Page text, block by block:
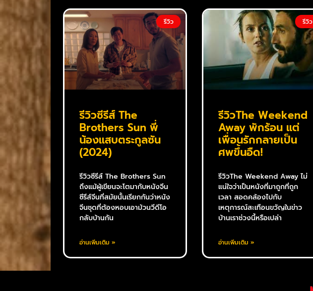
รีวิว
รีวิวซีรีส์ The
Brothers Sun พี่
น้องแสบตระกูลซัน
(2024)
รีวิวซีรีส์ The Brothers Sun
ถึงแม้ผู้เขียนจะโตมากับหนังจีน
ซีรีส์จีนที่สมัยนั้นเรียกกันว่าหนัง
จีนชุดที่ต้องหอบเอาม้วนวีดีโอ
กลับบ้านกัน
อ่านเพิ่มเติม »
รีวิว
รีวิวThe Weekend
Away พักร้อน แต่
เพื่อนรักกลายเป็น
ศพขึ้นอืด!
รีวิวThe Weekend Away ไม่
แน่ใจว่าเป็นหนังที่มาถูกที่ถูก
เวลา สอดคล้องไปกับ
เหตุการณ์สะเทือนขวัญในข่าว
บ้านเราช่วงนี้หรือเปล่า
อ่านเพิ่มเติม »